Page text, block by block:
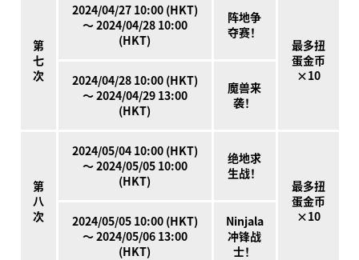
第
七
次
2024/04/27 10:00 (HKT)
～ 2024/04/28 10:00
(HKT)
阵地争
夺赛！
最多扭
蛋金币
×10
2024/04/28 10:00 (HKT)
～ 2024/04/29 13:00
(HKT)
魔兽来
袭！
第
八
次
2024/05/04 10:00 (HKT)
～ 2024/05/05 10:00
(HKT)
绝地求
生战！
最多扭
蛋金币
×10
2024/05/05 10:00 (HKT)
～ 2024/05/06 13:00
(HKT)
Ninjala
冲锋战
士！